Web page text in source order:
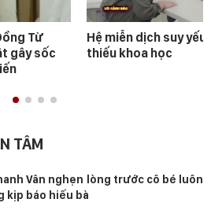
Từ
gây sốc
Hệ miễn dịch suy
thiếu khoa học
TÂM
Vân nghẹn lòng trước cô bé luôn
kịp báo hiếu bà